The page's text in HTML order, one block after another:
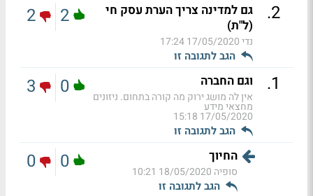
2
.
גם למדינה צריך הערת עסק חי
(ל"ת)
נדי17/05/2020 17:24
הגב לתגובה זו
2
2
1
. וגם החברה
אין לה מושג ירוק מה קורה בתחום. ניזונים
מחצאי מידע
17/05/2020 15:18
הגב לתגובה זו
0
3
החיוך
סופיה 18/05/2020 10:21
הגב לתגובה זו
0
0